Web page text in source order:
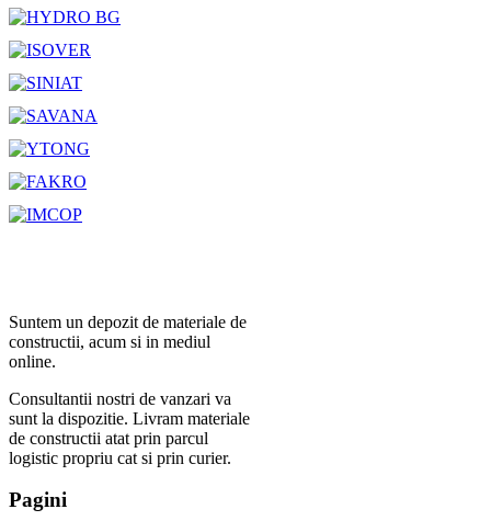
Suntem un depozit de materiale de
constructii, acum si in mediul
online.
Consultantii nostri de vanzari va
sunt la dispozitie. Livram materiale
de constructii atat prin parcul
logistic propriu cat si prin curier.
Pagini